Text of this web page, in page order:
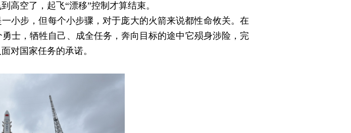
高空了，起飞“漂移”控制才算结束。
步，但每个小步骤，对于庞大的火箭来说都性命攸关。在
士，牺牲自己、成全任务，奔向目标的途中它殒身涉险，完
对国家任务的承诺。